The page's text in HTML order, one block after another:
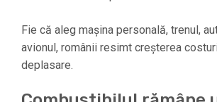
Fie că aleg mașina personală, trenul,
avionul, românii resimt creșterea
deplasare.